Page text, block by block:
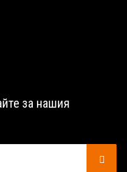
за нашия